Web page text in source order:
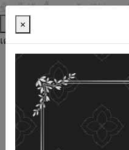
ข้ามไปยังเนื้อหาหลัก (Skip to
ช่วยเหลือ
เครื่องมือการเข้าถึง
ภาษาไทย
ภาษาอังกฤษ
เพิ่มขนาดตัวอักษร
ลดขนาดตัวอักษร
ขนาดตัวอักษรปกติ
ความคมชัดสูง
ความคมชัดเชิงลบ
×